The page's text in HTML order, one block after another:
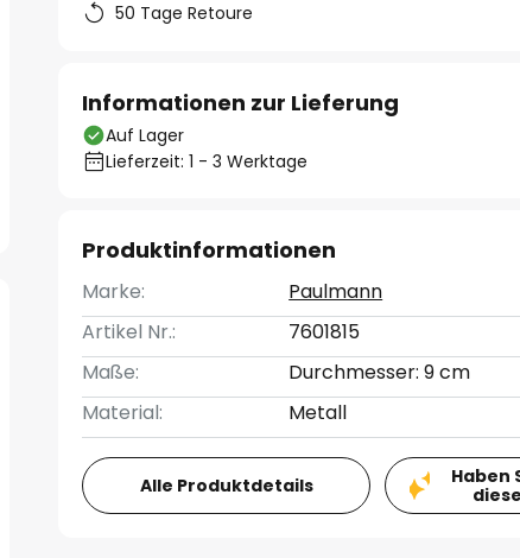
50 Tage Retoure
Informationen zur Lieferung
Auf Lager
Lieferzeit: 1 - 3 Werktage
Produktinformationen
Marke:
Paulmann
Artikel Nr.:
7601815
Maße:
Durchmesser: 9 cm
Material:
Metall
Alle Produktdetails
Haben